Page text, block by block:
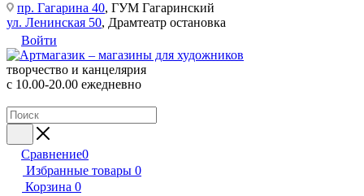
пр. Гагарина 40, ГУМ Гагаринский
ул. Ленинская 50, Драмтеатр остановка
Войти
творчество и канцелярия
с 10.00-20.00 ежедневно
Сравнение0
Избранные товары 0
Корзина 0